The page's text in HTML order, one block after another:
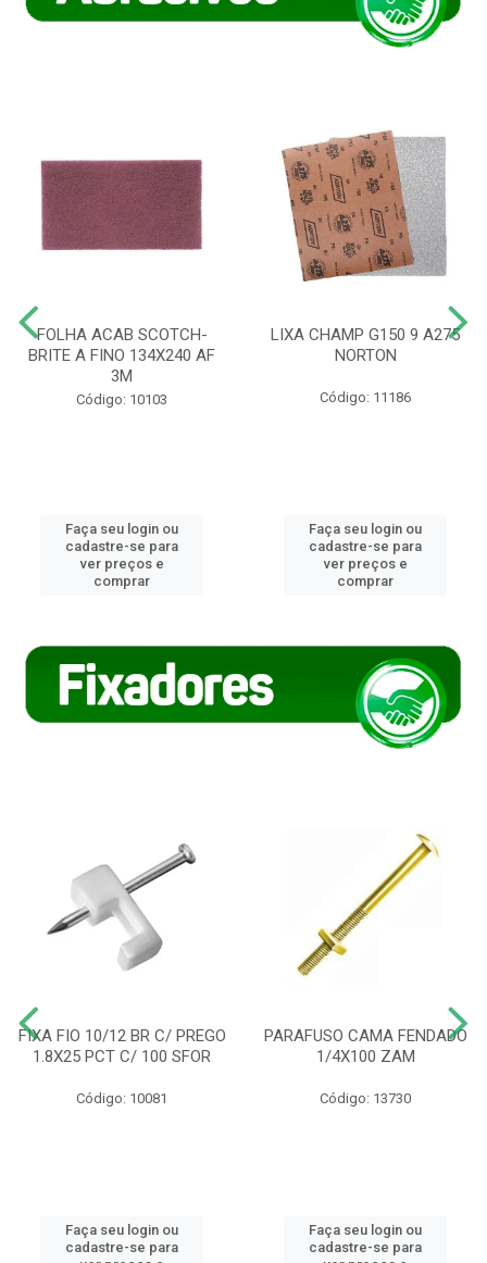
FOLHA ACAB SCOTCH-
BRITE A FINO 134X240 AF
3M
Código: 10103
Faça seu login ou
cadastre-se para
ver preços e
comprar
LIXA CHAMP G150 9 A275
NORTON
Código: 11186
Faça seu login ou
cadastre-se para
ver preços e
comprar
FIXA FIO 10/12 BR C/ PREGO
1.8X25 PCT C/ 100 SFOR
Código: 10081
Faça seu login ou
cadastre-se para
PARAFUSO CAMA FENDADO
1/4X100 ZAM
Código: 13730
Faça seu login ou
cadastre-se para